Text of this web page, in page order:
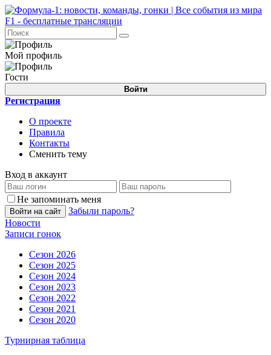
Мой профиль
Гости
Войти
Регистрация
О проекте
Правила
Контакты
Сменить тему
Вход в аккаунт
Не запоминать меня
Войти на сайт
Забыли пароль?
Новости
Записи гонок
Сезон 2026
Сезон 2025
Сезон 2024
Сезон 2023
Сезон 2022
Сезон 2021
Сезон 2020
Турнирная таблица